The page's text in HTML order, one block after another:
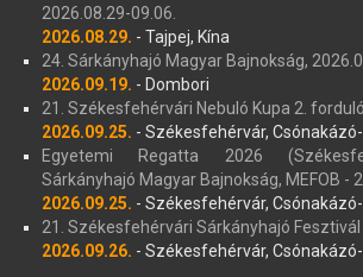
2026.08.29-09.06.
2026.08.29. - Tajpej, Kína
24. Sárkányhajó Magyar Bajnokság,
2026.09.19. - Dombori
21. Székesfehérvári Nebuló Kupa 2. forduló
2026.09.25. - Székesfehérvár,
Egyetemi Regatta 2026
Sárkányhajó Magyar Bajnokság, MEFOB -
2026.09.25. - Székesfehérvár,
21. Székesfehérvári Sárkányhajó Fesztivál
2026.09.26. - Székesfehérvár,